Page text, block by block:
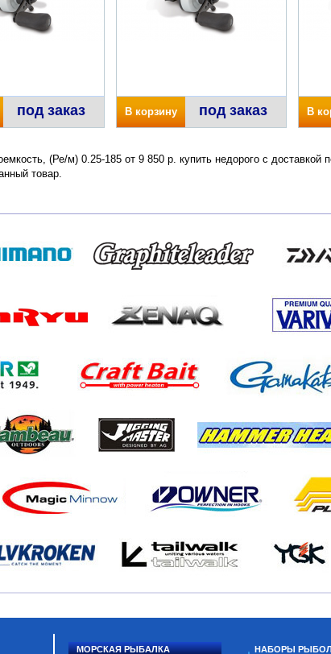
под заказ В корзину под заказ В
(Ре/м) 0.25-185 от 9 850 р. купить недорого с
товар.
МОРСКАЯ РЫБАЛКА НАБОРЫ